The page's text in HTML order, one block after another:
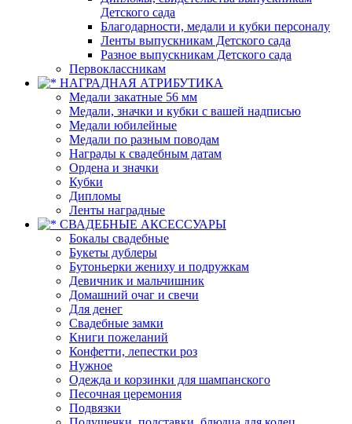
Детского сада
Благодарности, медали и кубки персоналу
Ленты выпускникам Детского сада
Разное выпускникам Детского сада
Первоклассникам
НАГРАДНАЯ АТРИБУТИКА
Медали закатные 56 мм
Медали, значки и кубки с вашей надписью
Медали юбилейные
Медали по разным поводам
Награды к свадебным датам
Ордена и значки
Кубки
Дипломы
Ленты наградные
СВАДЕБНЫЕ АКСЕССУАРЫ
Бокалы свадебные
Букеты дублеры
Бутоньерки жениху и подружкам
Девичник и мальчишник
Домашний очаг и свечи
Для денег
Свадебные замки
Книги пожеланий
Конфетти, лепестки роз
Нужное
Одежда и корзинки для шампанского
Песочная церемония
Подвязки